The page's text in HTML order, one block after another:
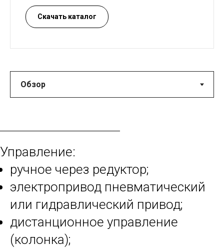
Скачать каталог
Управление:
pучное через редуктор;
электропривод пневматический
или гидравлический привод;
дистанционное управление
(колонка);